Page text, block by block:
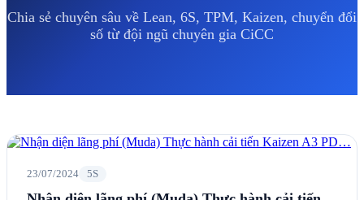
Chia sẻ chuyên sâu về Lean, 6S, TPM, Kaizen, chuyển đổi
số từ đội ngũ chuyên gia CiCC
23/07/2024 5S